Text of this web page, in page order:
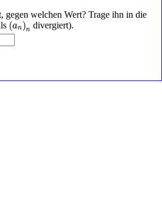
gegen welchen Wert? Trage ihn in die
(an)n
(an)n divergiert).